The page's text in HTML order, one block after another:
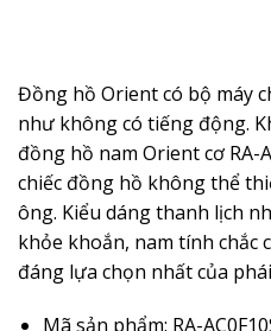
Đồng hồ Orient có bộ máy
như không có tiếng động.
đồng hồ nam Orient cơ RA-
chiếc đồng hồ không thể
ông. Kiểu dáng thanh lịch
khỏe khoắn, nam tính chắc
đáng lựa chọn nhất của
Mã sản phẩm: RA-